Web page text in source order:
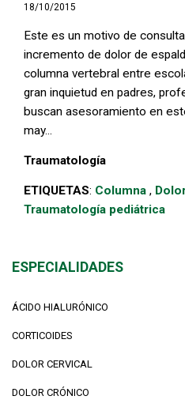
18/10/2015
Este es un motivo de
incremento de dolor de
columna vertebral entre
gran inquietud en padres,
buscan asesoramiento en
may...
Traumatología
ETIQUETAS: Columna ,
Traumatología pediátrica
ESPECIALIDADES
ÁCIDO HIALURÓNICO
CORTICOIDES
DOLOR CERVICAL
DOLOR CRÓNICO